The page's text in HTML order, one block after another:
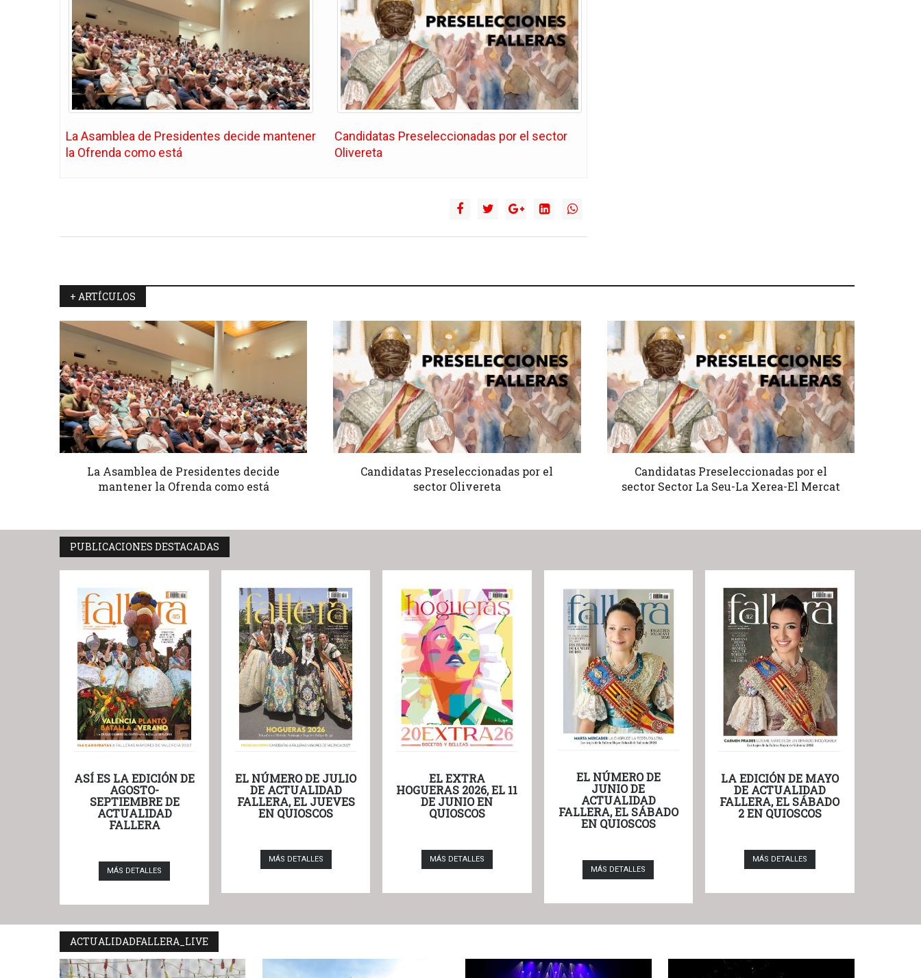
La Asamblea de Presidentes decide mantener
la Ofrenda como está
Candidatas Preseleccionadas por el sector
Olivereta
+ ARTÍCULOS
La Asamblea de Presidentes decide
mantener la Ofrenda como está
Candidatas Preseleccionadas por el
sector Olivereta
Candidatas Preseleccionadas por el
sector Sector La Seu-La Xerea-El Mercat
PUBLICACIONES DESTACADAS
ASÍ ES LA EDICIÓN DE
AGOSTO-
SEPTIEMBRE DE
ACTUALIDAD
FALLERA
MÁS DETALLES
EL NÚMERO DE JULIO
DE ACTUALIDAD
FALLERA, EL JUEVES
EN QUIOSCOS
MÁS DETALLES
EL EXTRA
HOGUERAS 2026, EL 11
DE JUNIO EN
QUIOSCOS
MÁS DETALLES
EL NÚMERO DE
JUNIO DE
ACTUALIDAD
FALLERA, EL SÁBADO
EN QUIOSCOS
MÁS DETALLES
LA EDICIÓN DE MAYO
DE ACTUALIDAD
FALLERA, EL SÁBADO
2 EN QUIOSCOS
MÁS DETALLES
ACTUALIDADFALLERA_LIVE